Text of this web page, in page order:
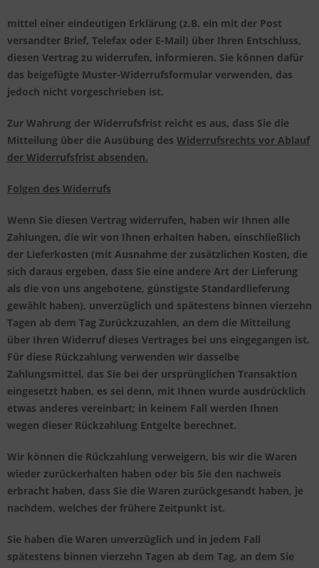
mittel einer eindeutigen Erklärung (z.B. ein mit der Post
versandter Brief, Telefax oder E-Mail) über Ihren Entschluss,
diesen Vertrag zu widerrufen, informieren. Sie können dafür
das beigefügte Muster-Widerrufsformular verwenden, das
jedoch nicht vorgeschrieben ist.
Zur Wahrung der Widerrufsfrist reicht es aus, dass Sie die
Mitteilung über die Ausübung des Widerrufsrechts vor Ablauf
der Widerrufsfrist absenden.
Folgen des Widerrufs
Wenn Sie diesen Vertrag widerrufen, haben wir Ihnen alle
Zahlungen, die wir von Ihnen erhalten haben, einschließlich
der Lieferkosten (mit Ausnahme der zusätzlichen Kosten, die
sich daraus ergeben, dass Sie eine andere Art der Lieferung
als die von uns angebotene, günstigste Standardlieferung
gewählt haben), unverzüglich und spätestens binnen vierzehn
Tagen ab dem Tag Zurückzuzahlen, an dem die Mitteilung
über Ihren Widerruf dieses Vertrages bei uns eingegangen ist.
Für diese Rückzahlung verwenden wir dasselbe
Zahlungsmittel, das Sie bei der ursprünglichen Transaktion
eingesetzt haben, es sei denn, mit Ihnen wurde ausdrücklich
etwas anderes vereinbart; in keinem Fall werden Ihnen
wegen dieser Rückzahlung Entgelte berechnet.
Wir können die Rückzahlung verweigern, bis wir die Waren
wieder zurückerhalten haben oder bis Sie den nachweis
erbracht haben, dass Sie die Waren zurückgesandt haben, je
nachdem, welches der frühere Zeitpunkt ist.
Sie haben die Waren unverzüglich und in jedem Fall
spätestens binnen vierzehn Tagen ab dem Tag, an dem Sie